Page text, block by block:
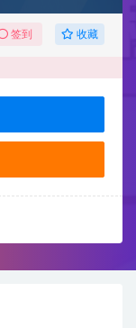
签到 收藏